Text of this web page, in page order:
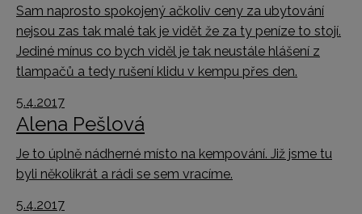
Sam naprosto spokojený ačkoliv ceny za ubytování
nejsou zas tak malé tak je vidět že za ty peníze to stojí.
Jediné mínus co bych viděl je tak neustále hlášení z
tlampačů a tedy rušení klidu v kempu přes den.
5.4.2017
Alena Pešlová
Je to úplně nádherné místo na kempování. Již jsme tu
byli několikrát a rádi se sem vracíme.
5.4.2017